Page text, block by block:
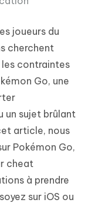
joueurs du
cherchent
contraintes
Go, une
un sujet brûlant
article, nous
Pokémon Go,
cheat
à prendre
sur iOS ou